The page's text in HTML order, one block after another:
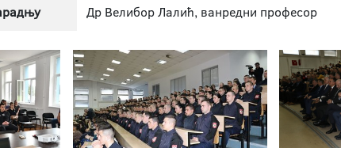
Др Велибор Лалић, ванредни професор